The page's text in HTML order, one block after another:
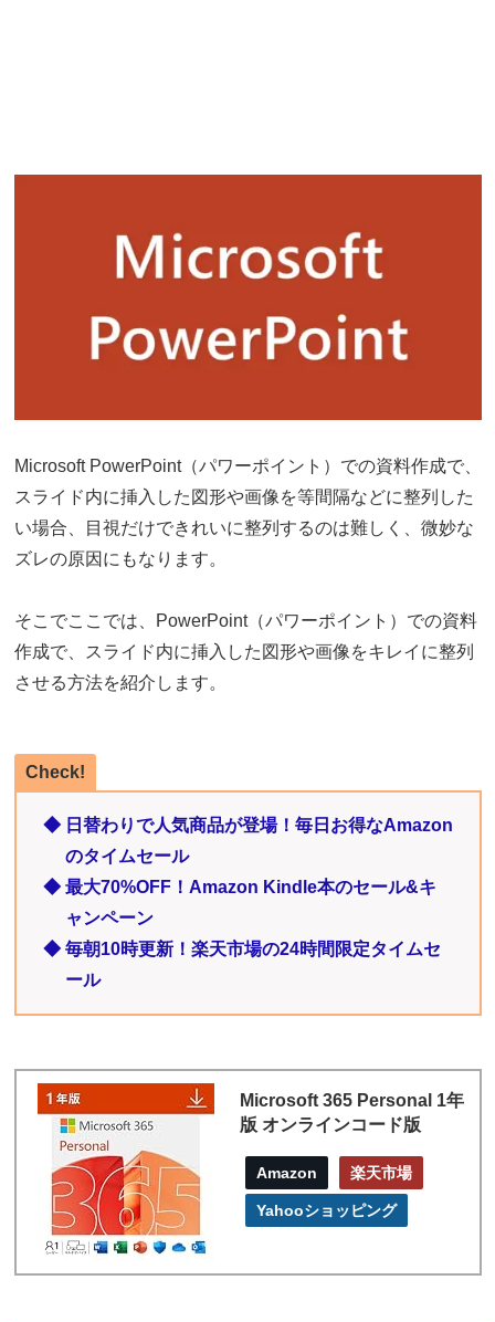
Microsoft PowerPoint（パワーポイント）での資料作成で、
スライド内に挿入した図形や画像を等間隔などに整列した
い場合、目視だけできれいに整列するのは難しく、微妙な
ズレの原因にもなります。
そこでここでは、PowerPoint（パワーポイント）での資料
作成で、スライド内に挿入した図形や画像をキレイに整列
させる方法を紹介します。
Check!
◆ 日替わりで人気商品が登場！毎日お得なAmazon
のタイムセール
◆ 最大70%OFF！Amazon Kindle本のセール&キ
ャンペーン
◆ 毎朝10時更新！楽天市場の24時間限定タイムセ
ール
Microsoft 365 Personal 1年
版 オンラインコード版
Amazon 楽天市場
Yahooショッピング